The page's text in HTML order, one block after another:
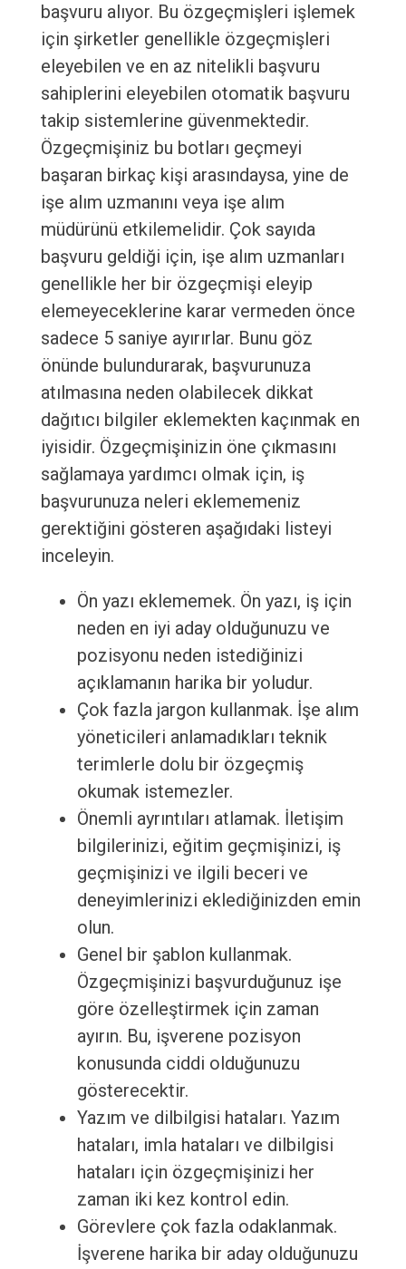
başvuru alıyor. Bu özgeçmişleri işlemek
için şirketler genellikle özgeçmişleri
eleyebilen ve en az nitelikli başvuru
sahiplerini eleyebilen otomatik başvuru
takip sistemlerine güvenmektedir.
Özgeçmişiniz bu botları geçmeyi
başaran birkaç kişi arasındaysa, yine de
işe alım uzmanını veya işe alım
müdürünü etkilemelidir. Çok sayıda
başvuru geldiği için, işe alım uzmanları
genellikle her bir özgeçmişi eleyip
elemeyeceklerine karar vermeden önce
sadece 5 saniye ayırırlar. Bunu göz
önünde bulundurarak, başvurunuza
atılmasına neden olabilecek dikkat
dağıtıcı bilgiler eklemekten kaçınmak en
iyisidir. Özgeçmişinizin öne çıkmasını
sağlamaya yardımcı olmak için, iş
başvurunuza neleri eklememeniz
gerektiğini gösteren aşağıdaki listeyi
inceleyin.
Ön yazı eklememek. Ön yazı, iş için
neden en iyi aday olduğunuzu ve
pozisyonu neden istediğinizi
açıklamanın harika bir yoludur.
Çok fazla jargon kullanmak. İşe alım
yöneticileri anlamadıkları teknik
terimlerle dolu bir özgeçmiş
okumak istemezler.
Önemli ayrıntıları atlamak. İletişim
bilgilerinizi, eğitim geçmişinizi, iş
geçmişinizi ve ilgili beceri ve
deneyimlerinizi eklediğinizden emin
olun.
Genel bir şablon kullanmak.
Özgeçmişinizi başvurduğunuz işe
göre özelleştirmek için zaman
ayırın. Bu, işverene pozisyon
konusunda ciddi olduğunuzu
gösterecektir.
Yazım ve dilbilgisi hataları. Yazım
hataları, imla hataları ve dilbilgisi
hataları için özgeçmişinizi her
zaman iki kez kontrol edin.
Görevlere çok fazla odaklanmak.
İşverene harika bir aday olduğunuzu